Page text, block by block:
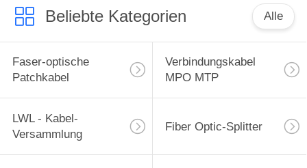
Beliebte Kategorien Alle
Faser-optische
Patchkabel
Verbindungskabel
MPO MTP
LWL - Kabel-
Versammlung
Fiber Optic-Splitter